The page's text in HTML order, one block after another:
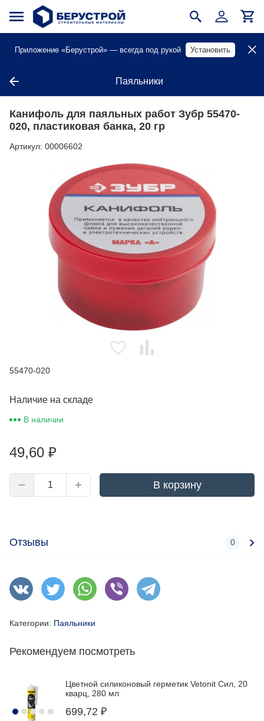
Приложение «Берустрой» — всегда под рукой Установить
Паяльники
Канифоль для паяльных работ Зубр 55470-
020, пластиковая банка, 20 гр
Артикул: 00006602
55470-020
Наличие на складе
В наличии
49,60 ₽
В корзину
Отзывы 0
Категории: Паяльники
Рекомендуем посмотреть
Цветной силиконовый герметик Vetonit Сил, 20
кварц, 280 мл
699,72 ₽